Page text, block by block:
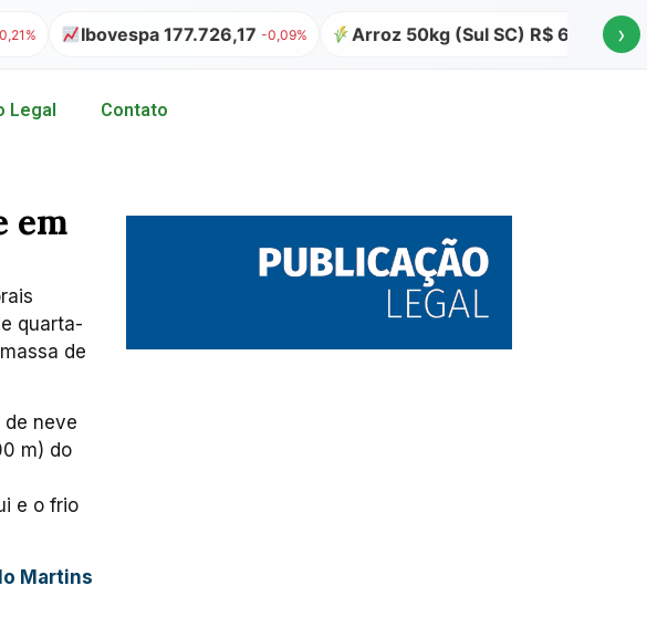
Ibovespa 177.726,17 -0,09% Arroz 50kg (Sul SC) R$ 64,00 ›
Legal Contato
em
quarta-
de
neve
m) do
e o frio
Martins